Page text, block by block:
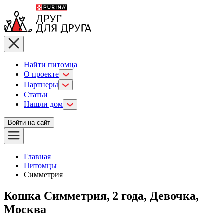
Найти питомца
О проекте
Партнеры
Статьи
Нашли дом
Войти на сайт
Главная
Питомцы
Симметрия
Кошка Симметрия, 2 года, Девочка,
Москва